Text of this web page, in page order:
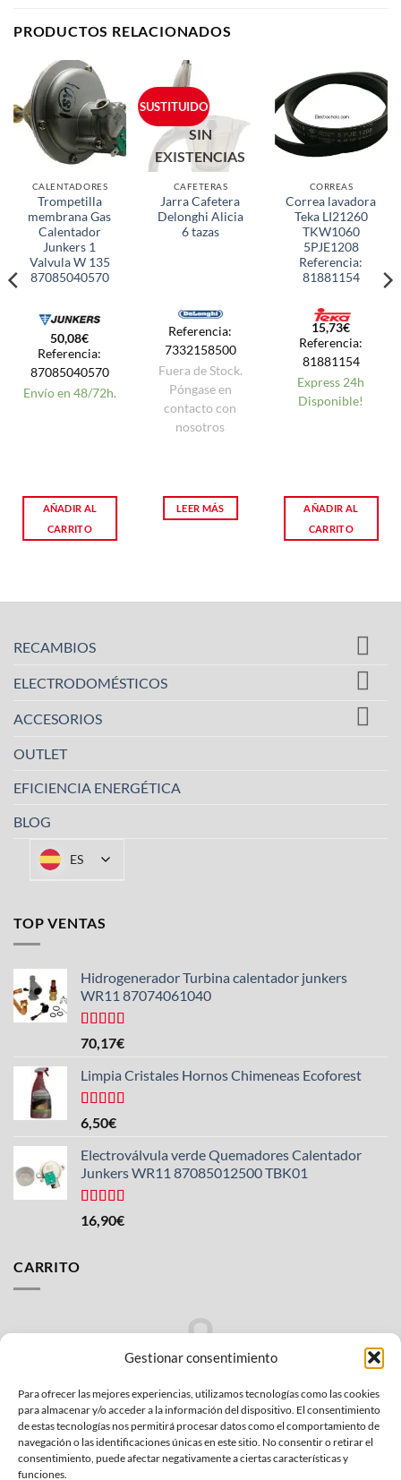
Gestionar consentimiento
Para ofrecer las mejores experiencias, utilizamos tecnologías como las cookies
para almacenar y/o acceder a la información del dispositivo. El consentimiento
de estas tecnologías nos permitirá procesar datos como el comportamiento de
navegación o las identificaciones únicas en este sitio. No consentir o retirar el
consentimiento, puede afectar negativamente a ciertas características y
funciones.
PRODUCTOS RELACIONADOS
CALENTADORES
Trompetilla
membrana Gas
Calentador
Junkers 1
Valvula W 135
87085040570
50,08€
Referencia:
87085040570
Envío en 48/72h.
AÑADIR AL
CARRITO
SUSTITUIDO
SIN
EXISTENCIAS
CAFETERAS
Jarra Cafetera
Delonghi Alicia
6 tazas
Referencia:
7332158500
Fuera de Stock.
Póngase en
contacto con
nosotros
LEER MÁS
CORREAS
Correa lavadora
Teka LI21260
TKW1060
5PJE1208
Referencia:
81881154
15,73€
Referencia:
81881154
Express 24h
Disponible!
AÑADIR AL
CARRITO
RECAMBIOS
ELECTRODOMÉSTICOS
ACCESORIOS
OUTLET
EFICIENCIA ENERGÉTICA
BLOG
ES
TOP VENTAS
Hidrogenerador Turbina calentador junkers
WR11 87074061040
Valorado
con
5
70,17€
Limpia Cristales Hornos Chimeneas Ecoforest
Valorado
con
de 5
6,50€
Electroválvula verde Quemadores Calentador
Junkers WR11 87085012500 TBK01
Valorado
con
16,90€
CARRITO
No hay productos en el carrito.
VOLVER A LA TIENDA